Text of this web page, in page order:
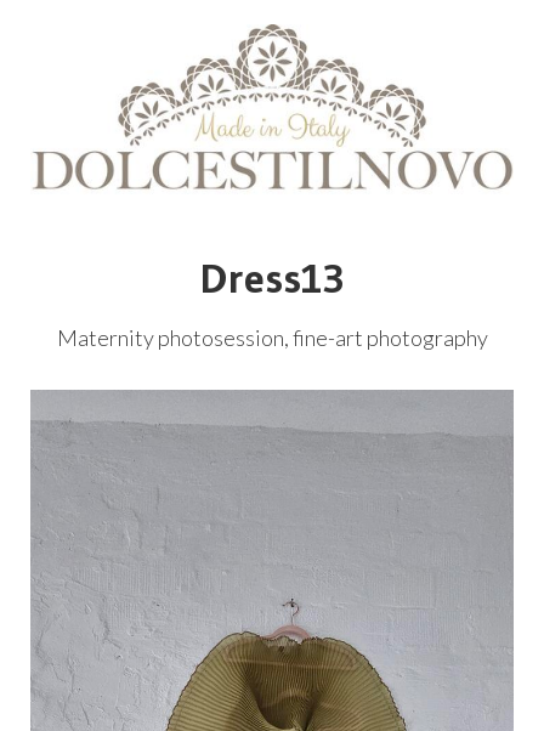
Dress13
Maternity photosession, fine-art photography